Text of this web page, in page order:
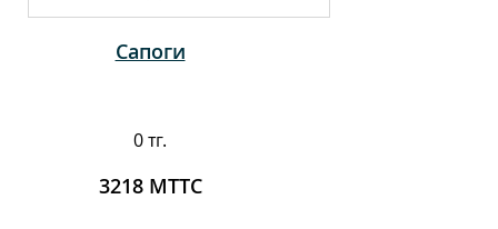
Сапоги
0 тг.
3218 МТТС